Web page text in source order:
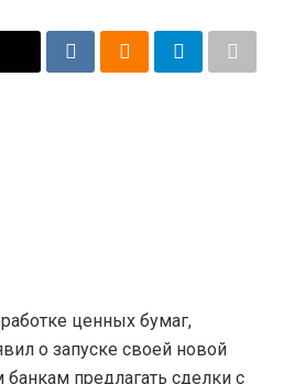
ценных бумаг,
о запуске своей новой
предлагать сделки с